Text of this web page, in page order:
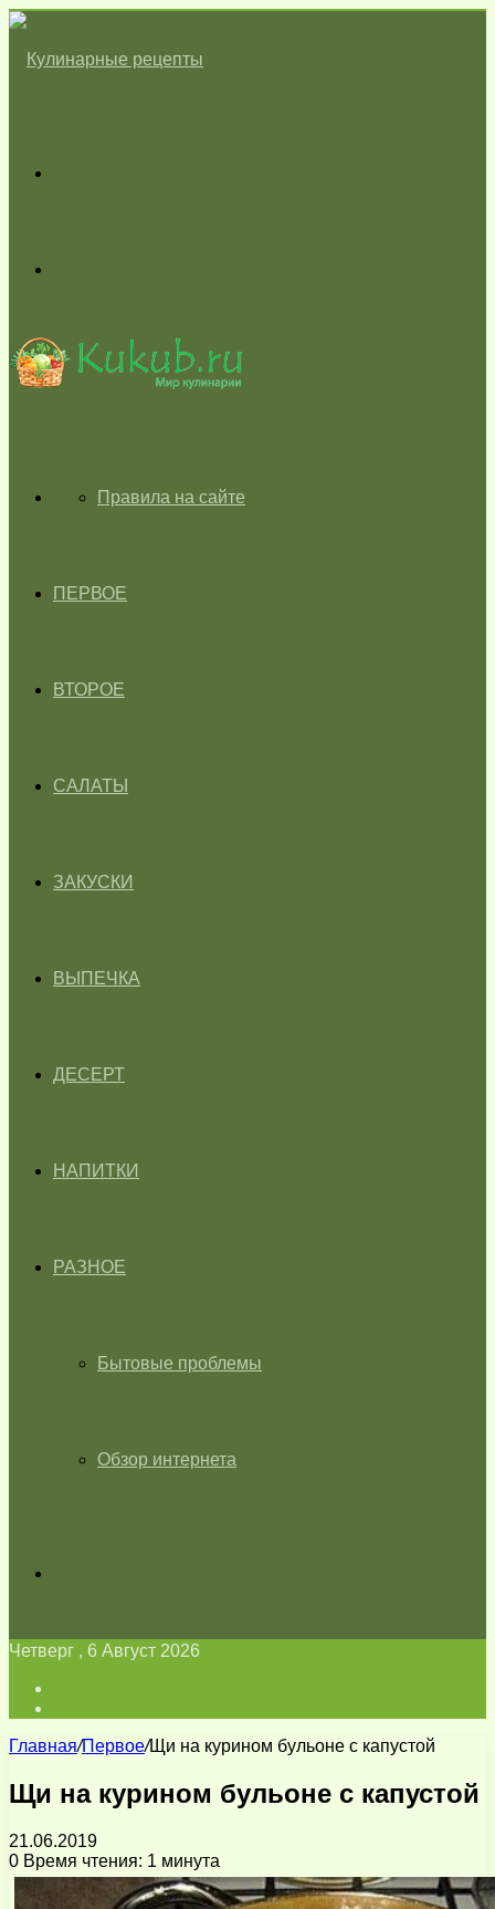
skin
ГЛАВНАЯПравила на сайте
ПЕРВОЕ
ВТОРОЕ
САЛАТЫ
ЗАКУСКИ
ВЫПЕЧКА
ДЕСЕРТ
НАПИТКИ
РАЗНОЕ
Бытовые проблемы
Обзор интернета
Четверг , 6 Август 2026
Главная/Первое/Щи на курином бульоне с капустой
Щи на курином бульоне с капустой
21.06.2019
0 Время чтения: 1 минута